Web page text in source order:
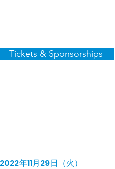
Tickets & Sponsorships
2022年11月29日（火）